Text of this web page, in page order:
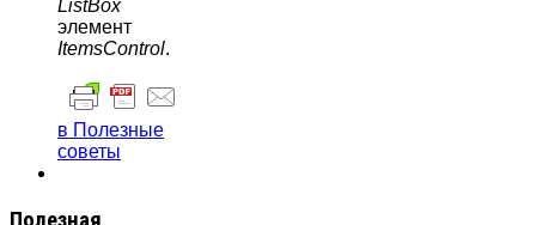
ListBox
элемент
ItemsControl.
в Полезные
советы